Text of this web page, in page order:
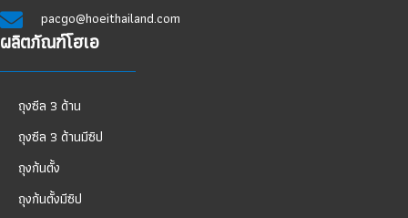
pacgo@hoeithailand.com
ผลิตภัณฑ์โฮเอ
ถุงซีล 3 ด้าน
ถุงซีล 3 ด้านมีซิป
ถุงก้นตั้ง
ถุงก้นตั้งมีซิป